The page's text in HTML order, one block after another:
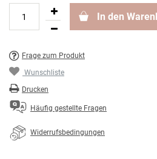
In den
Frage zum Produkt
Wunschliste
Drucken
Häufig gestellte Fragen
Widerrufsbedingungen